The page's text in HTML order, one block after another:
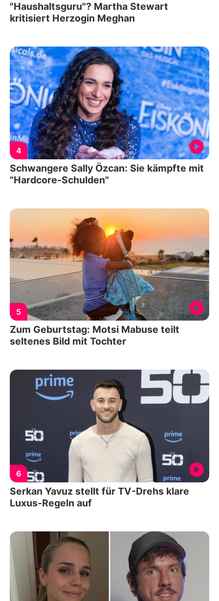
"Haushaltsguru"? Martha Stewart
kritisiert Herzogin Meghan
4
Schwangere Sally Özcan: Sie kämpfte mit
"Hardcore-Schulden"
5
Zum Geburtstag: Motsi Mabuse teilt
seltenes Bild mit Tochter
6
Serkan Yavuz stellt für TV-Drehs klare
Luxus-Regeln auf